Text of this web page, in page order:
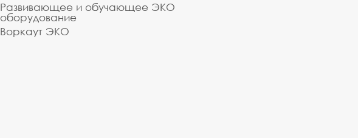
Развивающее и обучающее ЭКО
оборудование
Воркаут ЭКО